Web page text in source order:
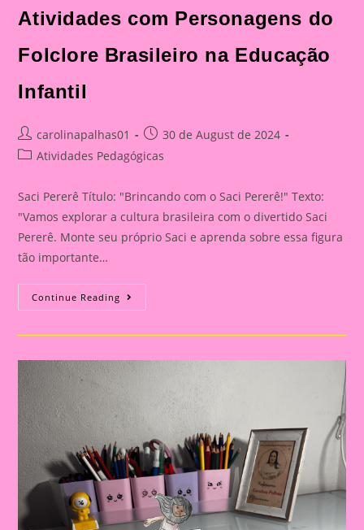
Atividades com Personagens do
Folclore Brasileiro na Educação
Infantil
Post
author:
carolinapalhas01
Post
published:
30 de August de 2024
PostAtividades Pedagógicas
Saci Pererê Título: "Brincando com o Saci Pererê!" Texto:
"Vamos explorar a cultura brasileira com o divertido Saci
Pererê. Monte seu próprio Saci e aprenda sobre essa figura
tão importante…
Continue Reading Brincando
Com
Saci
Os
Personagem
Folclore|A
Importância
De
Atividades
Com
Personagens
Do
Folclore
Brasileiro
Na
Educação